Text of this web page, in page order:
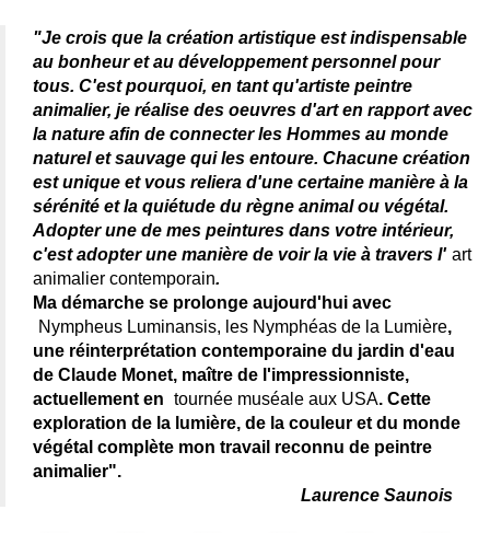
"Je crois que la création artistique est indispensable
au bonheur et au développement personnel pour
tous. C'est pourquoi, en tant qu'artiste peintre
animalier, je réalise des oeuvres d'art en rapport avec
la nature afin de connecter les Hommes au monde
naturel et sauvage qui les entoure. Chacune création
est unique et vous reliera d'une certaine manière à la
sérénité et la quiétude du règne animal ou végétal.
Adopter une de mes peintures dans votre intérieur,
c'est adopter une manière de voir la vie à travers l' art
animalier contemporain.
Ma démarche se prolonge aujourd'hui avec
Nympheus Luminansis, les Nymphéas de la Lumière,
une réinterprétation contemporaine du jardin d'eau
de Claude Monet, maître de l'impressionniste,
actuellement en tournée muséale aux USA. Cette
exploration de la lumière, de la couleur et du monde
végétal complète mon travail reconnu de peintre
animalier".
Laurence Saunois